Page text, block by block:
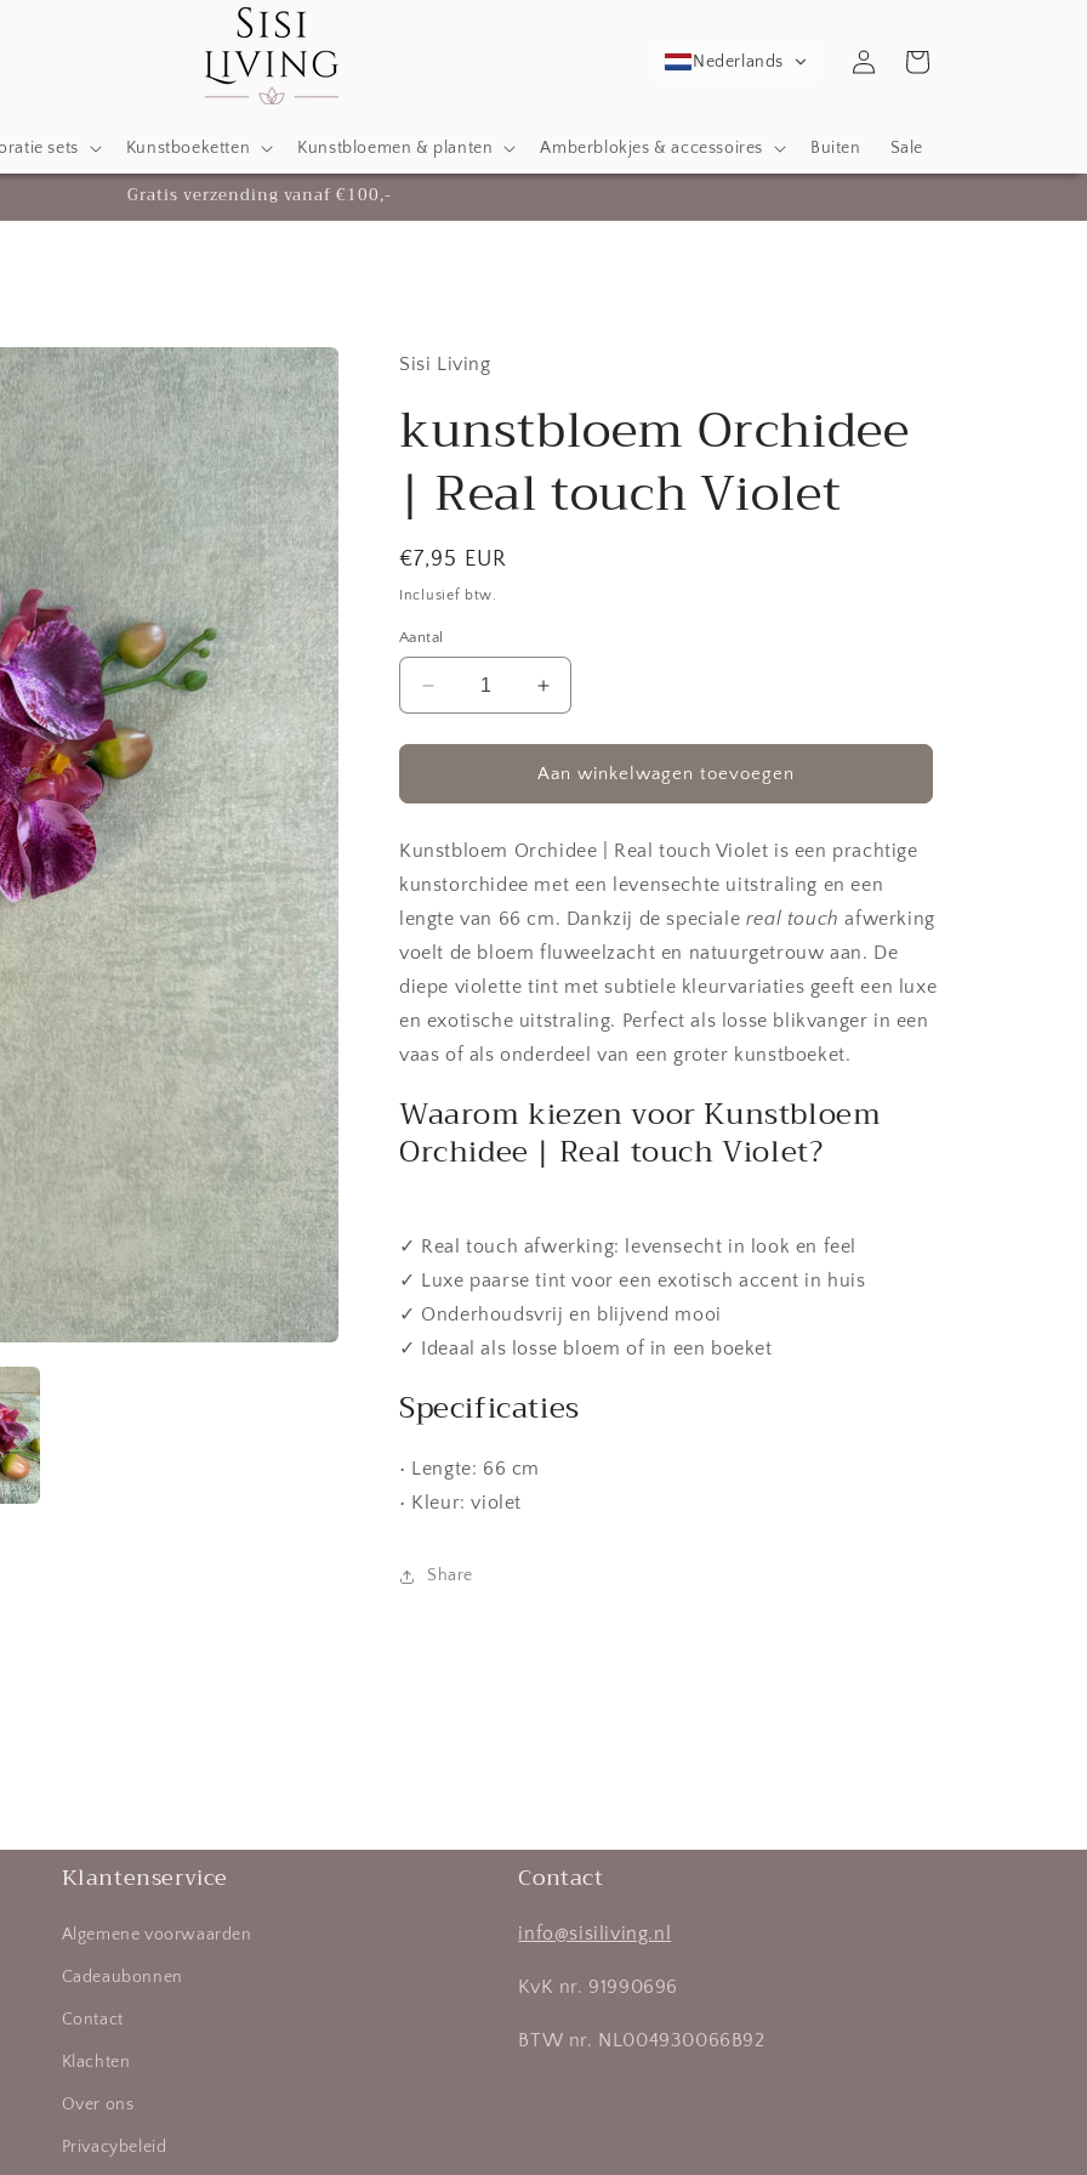
sets Kunstboeketten Kunstbloemen & planten Amberblokjes & accessoires Buiten Sale
Nederlands InloggenWinkelwagen
Gratis verzending vanaf €100,-
Sisi Living
kunstbloem Orchidee
| Real touch Violet
Normale
prijs
€7,95 EUR
Inclusief btw.
Aantal
Aantal
verlagen
voor
Orchidee
Real
touch
Aantal
verhogen
voor
kunstbloem
Orchidee
Real
touch
Aan winkelwagen toevoegen
Kunstbloem Orchidee | Real touch Violet is een prachtige
kunstorchidee met een levensechte uitstraling en een
lengte van 66 cm. Dankzij de speciale real touch afwerking
voelt de bloem fluweelzacht en natuurgetrouw aan. De
diepe violette tint met subtiele kleurvariaties geeft een luxe
en exotische uitstraling. Perfect als losse blikvanger in een
vaas of als onderdeel van een groter kunstboeket.
Waarom kiezen voor Kunstbloem
Orchidee | Real touch Violet?
✓ Real touch afwerking: levensecht in look en feel
✓ Luxe paarse tint voor een exotisch accent in huis
✓ Onderhoudsvrij en blijvend mooi
✓ Ideaal als losse bloem of in een boeket
Specificaties
• Lengte: 66 cm
• Kleur: violet
Share
Klantenservice
Algemene voorwaarden
Cadeaubonnen
Contact
Klachten
Over ons
Privacybeleid
Contact
info@sisiliving.nl
KvK nr. 91990696
BTW nr. NL004930066B92